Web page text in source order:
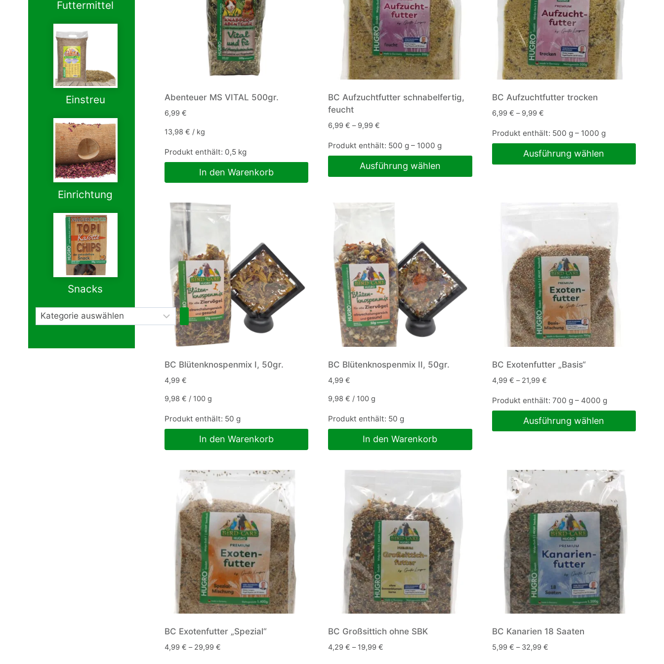
Abenteuer MS VITAL 500gr.
6,99 €
13,98 € / kg
Produkt enthält: 0,5 kg
In den Warenkorb
BC Aufzuchtfutter schnabelfertig,
feucht
6,99 € – 9,99 €
Produkt enthält: 500 g – 1000 g
Ausführung wählen
weist
mehrere
auf.
Die
Optionen
können
auf
der
Produktseite
gewählt
BC Aufzuchtfutter trocken
6,99 € – 9,99 €
Produkt enthält: 500 g– 1000 g
Ausführung wählen
Optionen
können
Produktseite
gewählt
werden
BC Blütenknospenmix I, 50gr.
4,99 €
9,98 € / 100 g
Produkt enthält: 50 g
In den Warenkorb
BC Blütenknospenmix II, 50gr.
4,99 €
9,98 € / 100 g
Produkt enthält: 50 g
In den Warenkorb
BC Exotenfutter „Basis“
4,99 € – 21,99 €
Produkt enthält: 700 g– 4000 g
Ausführung wählen
mehrere
Varianten
Optionen
können
Produktseite
gewählt
werden
BC Exotenfutter „Spezial“
4,99 € – 29,99 €
BC Großsittich ohne SBK
4,29 € – 19,99 €
BC Kanarien 18 Saaten
5,99 € – 32,99 €
Futtermittel
Einstreu
Einrichtung
Snacks
Kategorie
auswählen